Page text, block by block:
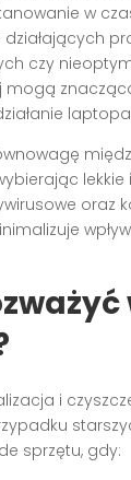
w
działających
czy
mogą
lekkie
oraz
i
sprzętu, gdy: